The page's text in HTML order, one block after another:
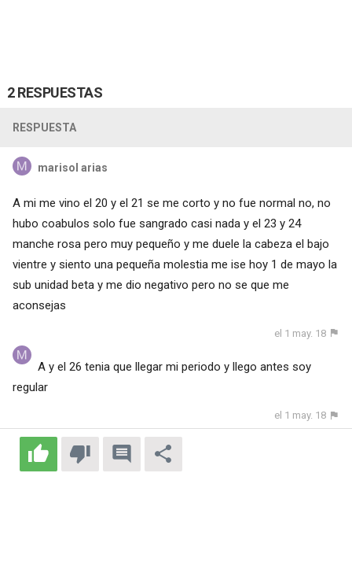
2 RESPUESTAS
RESPUESTA
marisol arias
A mi me vino el 20 y el 21 se me corto y no fue normal no, no
hubo coabulos solo fue sangrado casi nada y el 23 y 24
manche rosa pero muy pequeño y me duele la cabeza el bajo
vientre y siento una pequeña molestia me ise hoy 1 de mayo la
sub unidad beta y me dio negativo pero no se que me
aconsejas
el 1 may. 18
A y el 26 tenia que llegar mi periodo y llego antes soy
regular
el 1 may. 18